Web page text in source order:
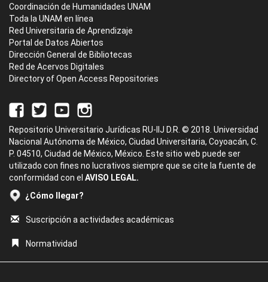
Coordinación de Humanidades UNAM
Toda la UNAM en línea
Red Universitaria de Aprendizaje
Portal de Datos Abiertos
Dirección General de Bibliotecas
Red de Acervos Digitales
Directory of Open Access Repositories
Repositorio Universitario Jurídicas RU-IIJ D.R. © 2018. Universidad
Nacional Autónoma de México, Ciudad Universitaria, Coyoacán, C.
P. 04510, Ciudad de México, México. Este sitio web puede ser
utilizado con fines no lucrativos siempre que se cite la fuente de
conformidad con el AVISO LEGAL.
¿Cómo llegar?
Suscripción a actividades académicas
Normatividad